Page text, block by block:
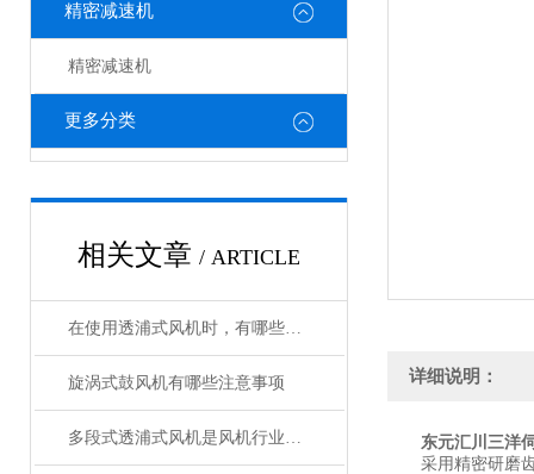
精密减速机
精密减速机
更多分类
相关文章 / ARTICLE
在使用透浦式风机时，有哪些注意事项
旋涡式鼓风机有哪些注意事项
多段式透浦式风机是风机行业中比较常见的一款
详细说明：
东元汇川三洋
采用精密研磨齿